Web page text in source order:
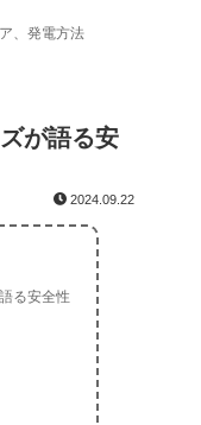
、発電方法
が語る安
2024.09.22
る安全性